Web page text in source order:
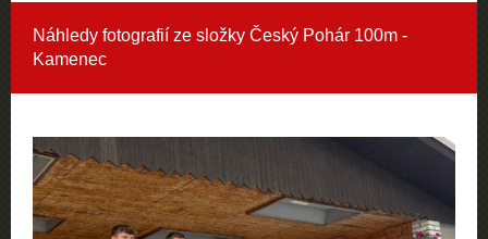
Náhledy fotografií ze složky Český Pohár 100m -
Kamenec